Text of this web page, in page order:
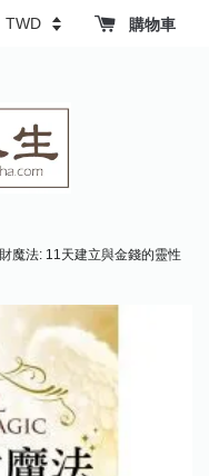
購物車
魔法: 11天建立與金錢的靈性